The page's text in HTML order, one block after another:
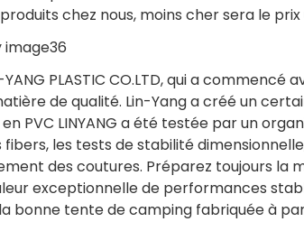
chez nous, moins cher sera le prix
YANG PLASTIC CO.LTD, qui a
de qualité. Lin-Yang a créé un
PVC LINYANG a été testée par un
les tests de stabilité
des coutures. Préparez toujours la
exceptionnelle de performances
bonne tente de camping fabriquée à